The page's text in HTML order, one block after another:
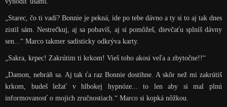
„Starec, čo ti vadí? Bonnie je pekná, ide po tebe dávno a ty si to aj tak dnes
zistil sám. Nestrečkuj, aj sa pobavíš, aj si pomôžeš, dievčaťu splníš dávny
sen...“ Marco takmer sadisticky odkrýva karty.
„Sakra, krpec! Zakrútim ti krkom! Vieš toho akosi veľa a zbytočne!!“
„Damon, nebráň sa. Aj tak ťa raz Bonnie dostihne. A skôr než mi zakrútiš
krkom, budeš ležať v hlbokej hypnóze... to len aby si mal plnú
informovanosť o mojich zručnostiach.“ Marco si kopká nôžkou.